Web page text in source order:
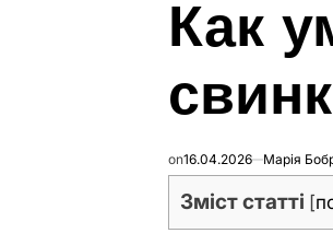
Как
on16.04.2026 Марія
Зміст статті [